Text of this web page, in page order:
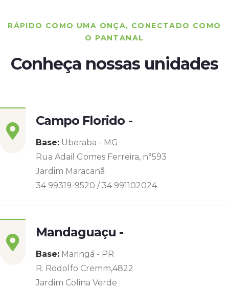
RÁPIDO COMO UMA ONÇA, CONECTADO COMO
O PANTANAL
Conheça nossas unidades
Campo Florido -
Base: Uberaba - MG
Rua Adail Gomes Ferreira, n°593
Jardim Maracanã
34 99319-9520 / 34 991102024
Mandaguaçu -
Base: Maringá - PR
R. Rodolfo Cremm,4822
Jardim Colina Verde